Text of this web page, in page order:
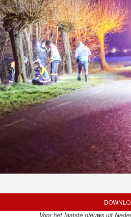
Voor het laatste nieuws uit